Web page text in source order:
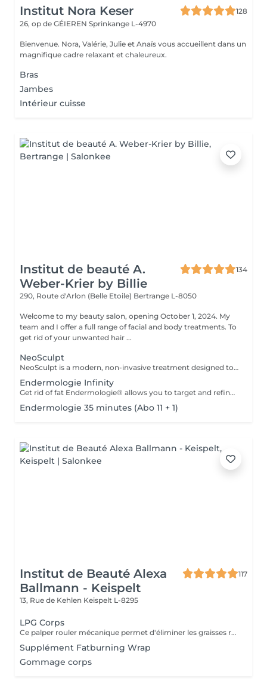
Institut Nora Keser
128
26, op de GÉIEREN Sprinkange L-4970
Bienvenue. Nora, Valérie, Julie et Anaïs vous accueillent dans un
magnifique cadre relaxant et chaleureux.
Bras
Jambes
Intérieur cuisse
Institut de beauté A.
Weber-Krier by Billie
134
290, Route d'Arlon (Belle Etoile) Bertrange L-8050
Welcome to my beauty salon, opening October 1, 2024. My
team and I offer a full range of facial and body treatments. To
get rid of your unwanted hair ...
NeoSculpt
NeoSculpt is a modern, non-invasive treatment designed to sculpt the body, strengthen muscles and reduce fat. Using high-intensity electromagnetic energy, it triggers deep muscle contractions that cannot be achieved through conventional workouts. One session equals thousands of powerful muscle contractions and helps to: build and define muscles reduce fat improve body shape and contours The treatment is painless, safe and requires no downtime. NeoSculpt is ideal for the abdomen, buttocks, legs and arms and is suitable for both women and men.
Endermologie Infinity
Get rid of fat Endermologie® allows you to target and refine areas that are resistant to exercise and food hygiene (arms, back, stomach, waist, thighs, etc.) while adapting precisely to the needs of each skin. Smooth cellulite Cellulite, which affects 90% of even the thinnest and most athletic women, results from both fat storage in adipocytes (fat cells) and water retention all around. Firm the skin Weight variations, pregnancies, the passage of time, the skin gradually loses its tone and suppleness. Even if this sagging skin affects the entire body, certain areas are more sensitive: inner thighs, stomach, arms, etc. Find light legs Heavy and painful legs, swollen ankles or feet: these symptoms reflect poor blood and lymphatic circulation. Toxins accumulate in the body, which explains such variations in volume in the same day or at different times of the female cycle. Well-being Discover treatment courses with an exclusive concept, for incomparable effectiveness and relaxation.
Endermologie 35 minutes (Abo 11 + 1)
Institut de Beauté Alexa
Ballmann - Keispelt
117
13, Rue de Kehlen Keispelt L-8295
LPG Corps
Ce palper rouler mécanique permet d'éliminer les graisses résistantes à l'exercice physique et aux régimes grâce à la technologie Lipomassage. En bref il permet de : DESTOCKER, RAFFERMIR, RESCULPTER, LISSER
Supplément Fatburning Wrap
Gommage corps